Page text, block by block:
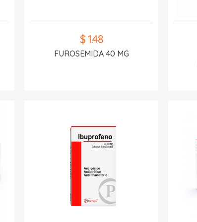
$ 1.48
FUROSEMIDA 40 MG